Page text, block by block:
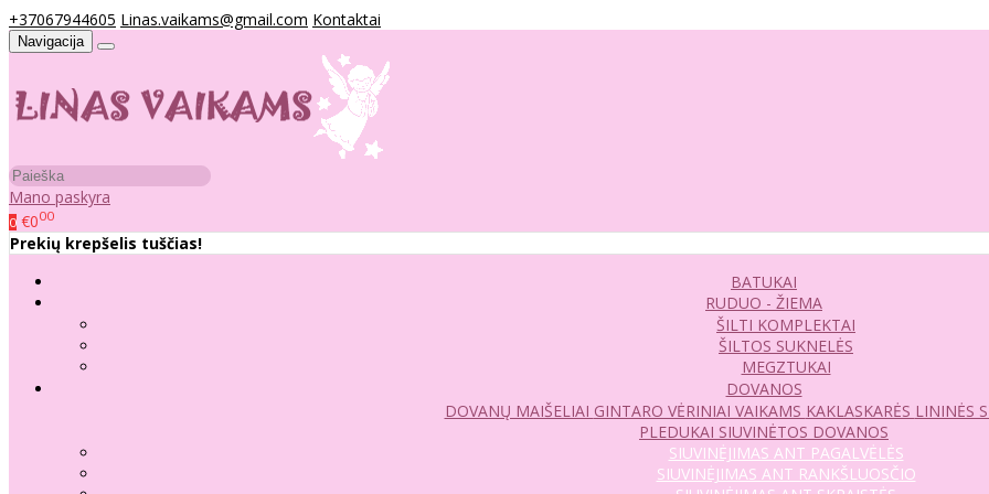
+37067944605 Linas.vaikams@gmail.com Kontaktai
Navigacija
Mano paskyra
0 €000
Prekių krepšelis tuščias!
BATUKAI
RUDUO - ŽIEMA
ŠILTI KOMPLEKTAI
ŠILTOS SUKNELĖS
MEGZTUKAI
DOVANOS
DOVANŲ MAIŠELIAI GINTARO VĖRINIAI VAIKAMS KAKLASKARĖS LININĖS
PLEDUKAI SIUVINĖTOS DOVANOS
SIUVINĖJIMAS ANT PAGALVĖLĖS
SIUVINĖJIMAS ANT RANKŠLUOSČIO